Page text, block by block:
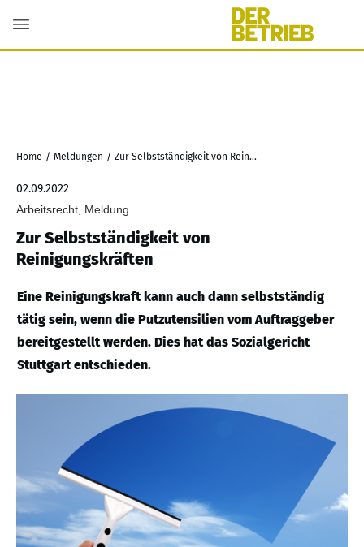
Home / Meldungen / Zur Selbstständigkeit von Reinigungskräften
02.09.2022
Arbeitsrecht, Meldung
Zur Selbstständigkeit von
Reinigungskräften
Eine Reinigungskraft kann auch dann selbstständig
tätig sein, wenn die Putzutensilien vom Auftraggeber
bereitgestellt werden. Dies hat das Sozialgericht
Stuttgart entschieden.